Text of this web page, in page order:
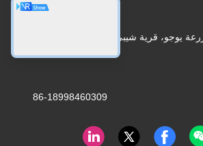
منطقة بانيو، قوانغتشو
86-18998460309